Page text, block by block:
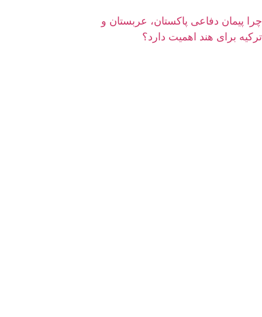
چرا پیمان دفاعی پاکستان، عربستان و
ترکیه برای هند اهمیت دارد؟